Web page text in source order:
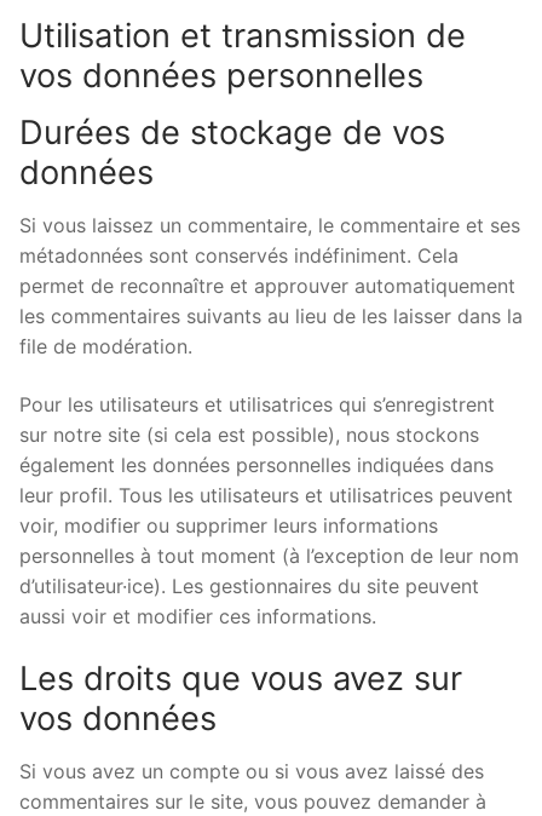
Utilisation et transmission de
vos données personnelles
Durées de stockage de vos
données
Si vous laissez un commentaire, le commentaire et ses
métadonnées sont conservés indéfiniment. Cela
permet de reconnaître et approuver automatiquement
les commentaires suivants au lieu de les laisser dans la
file de modération.
Pour les utilisateurs et utilisatrices qui s’enregistrent
sur notre site (si cela est possible), nous stockons
également les données personnelles indiquées dans
leur profil. Tous les utilisateurs et utilisatrices peuvent
voir, modifier ou supprimer leurs informations
personnelles à tout moment (à l’exception de leur nom
d’utilisateur·ice). Les gestionnaires du site peuvent
aussi voir et modifier ces informations.
Les droits que vous avez sur
vos données
Si vous avez un compte ou si vous avez laissé des
commentaires sur le site, vous pouvez demander à